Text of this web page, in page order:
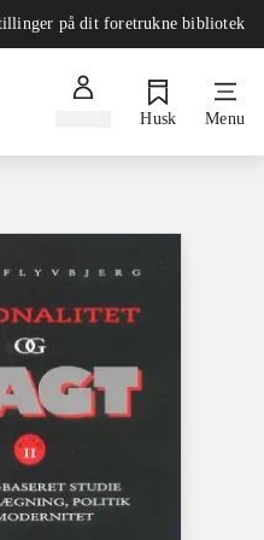
på dit foretrukne bibliotek
Husk Menu